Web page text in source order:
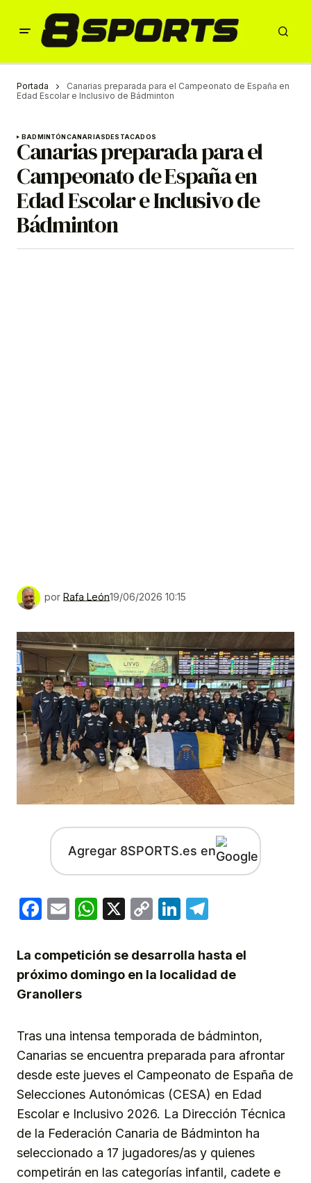
Portada
Canarias preparada para el Campeonato de España en
Edad Escolar e Inclusivo de Bádminton
BADMINTÓNCANARIASDESTACADOS
Canarias preparada para el
Campeonato de España en
Edad Escolar e Inclusivo de
Bádminton
por Rafa León19/06/2026 10:15
Agregar 8SPORTS.es en
Facebook
EmailWhatsApp
X
CopyLinkedIn
La competición se desarrolla hasta el
próximo domingo en la localidad de
Granollers
Tras una intensa temporada de bádminton,
Canarias se encuentra preparada para afrontar
desde este jueves el Campeonato de España de
Selecciones Autonómicas (CESA) en Edad
Escolar e Inclusivo 2026. La Dirección Técnica
de la Federación Canaria de Bádminton ha
seleccionado a 17 jugadores/as y quienes
competirán en las categorías infantil, cadete e